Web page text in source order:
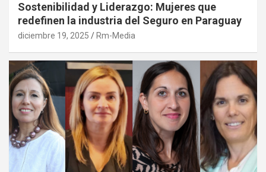
Sostenibilidad y Liderazgo: Mujeres que
redefinen la industria del Seguro en Paraguay
diciembre 19, 2025 Rm-Media